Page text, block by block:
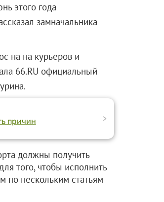
этого года
замначальника
на на курьеров и
66.RU официальный
причин >
должны получить
того, чтобы исполнить
по нескольким статьям